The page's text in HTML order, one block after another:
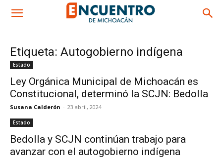
Etiqueta: Autogobierno indígena
Estado
Ley Orgánica Municipal de Michoacán es
Constitucional, determinó la SCJN: Bedolla
Susana Calderón - 23 abril, 2024
Estado
Bedolla y SCJN continúan trabajo para
avanzar con el autogobierno indígena